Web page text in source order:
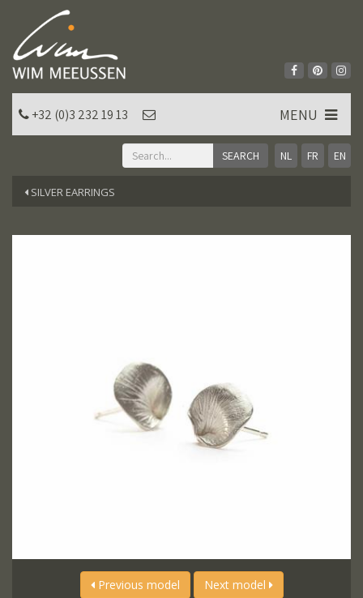
NL FR EN
+32 (0)3 232 19 13 MENU
SILVER EARRINGS
Previous model Next model